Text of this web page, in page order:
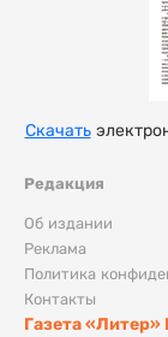
Редакция
Об издании
Реклама
Политика
Контакты
Газета «Литер»
Скачать